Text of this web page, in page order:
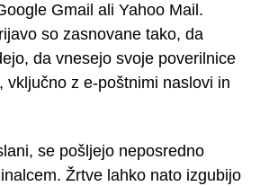
Gmail ali Yahoo Mail.
so zasnovane tako, da
da vnesejo svoje poverilnice
vključno z e-poštnimi naslovi in
se pošljejo neposredno
Žrtve lahko nato izgubijo